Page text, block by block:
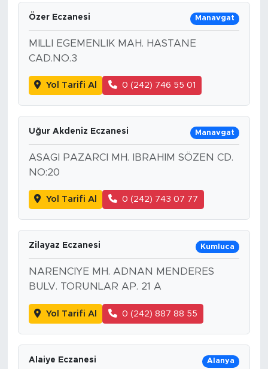
Özer Eczanesi Manavgat
MILLI EGEMENLIK MAH. HASTANE
CAD.NO.3
Yol Tarifi Al 0 (242) 746 55 01
Uğur Akdeniz Eczanesi Manavgat
ASAGI PAZARCI MH. IBRAHIM SÖZEN CD.
NO:20
Yol Tarifi Al 0 (242) 743 07 77
Zilayaz Eczanesi Kumluca
NARENCIYE MH. ADNAN MENDERES
BULV. TORUNLAR AP. 21 A
Yol Tarifi Al 0 (242) 887 88 55
Alaiye Eczanesi Alanya